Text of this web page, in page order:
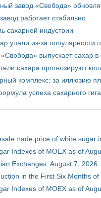
завод «Свобода»
работает стабильно
сахарной индустрии
упали из-за популярности
выпускает сахар в
сахара прогнозируют
комплекс: за иллюзию
успеха сахарного
trade price of white sugar
Indexes of MOEX as of
Exchanges: August 7, 2026
in the First Six Months of
Indexes of MOEX as of